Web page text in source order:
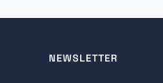
NEWSLETTER